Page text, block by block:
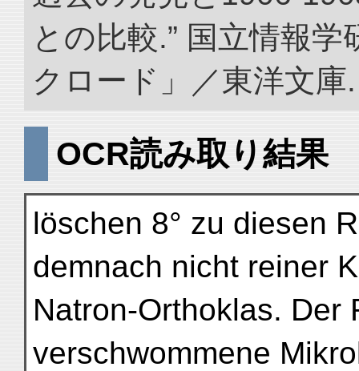
との比較.” 国立情報
クロード」／東洋文
OCR読み取り結果
löschen 8° zu diesen
demnach nicht reiner
Natron-Orthoklas. Der
verschwommene